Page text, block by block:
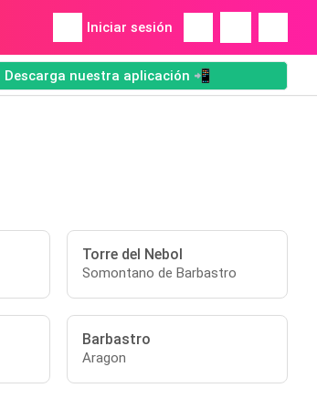
Iniciar sesión
Descarga nuestra aplicación 📲
Torre del Nebol
Somontano de Barbastro
Barbastro
Aragon